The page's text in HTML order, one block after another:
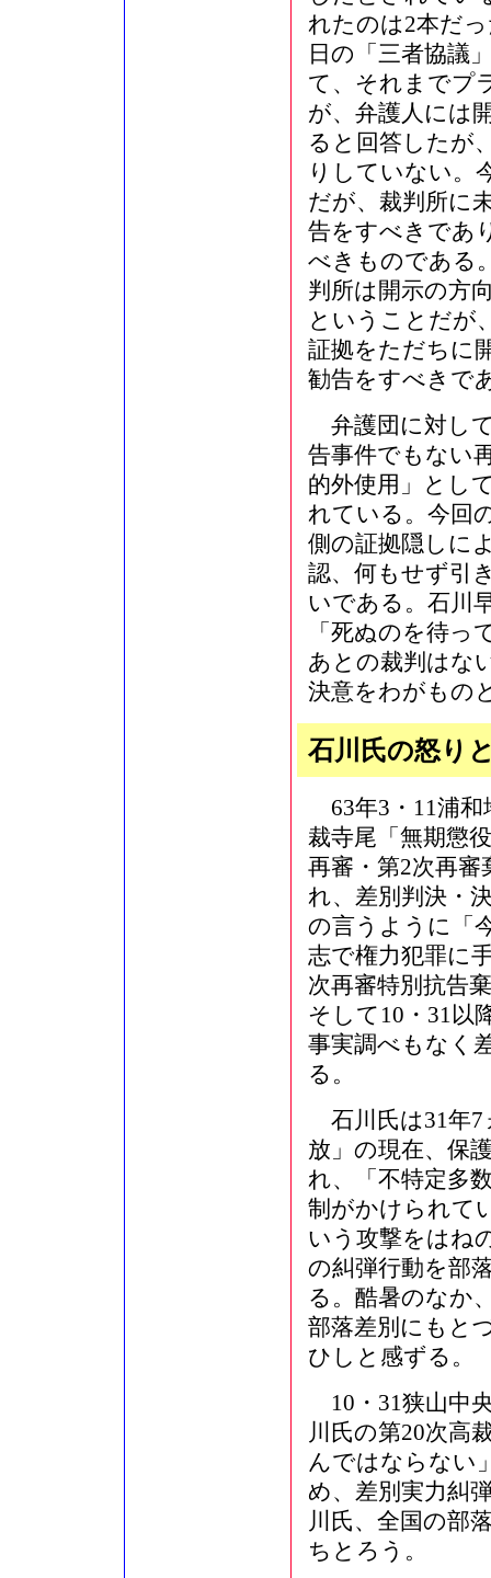
れたのは2本だ
日の「三者協議
て、それまでプ
が、弁護人には
ると回答したが
りしていない。
だが、裁判所に
告をすべきであ
べきものである
判所は開示の方
ということだが
証拠をただちに
勧告をすべきで
弁護団に対し
告事件でもない
的外使用」とし
れている。今回
側の証拠隠しに
認、何もせず引
いである。石川
「死ぬのを待
あとの裁判はな
決意をわがもの
石川氏の怒り
63年3・11浦和
裁寺尾「無期懲
再審・第2次再
れ、差別判決・
の言うように「
志で権力犯罪に
次再審特別抗告
そして10・31以
事実調べもなく
る。
石川氏は31年7
放」の現在、保
れ、「不特定多
制がかけられて
いう攻撃をはね
の糾弾行動を部
る。酷暑のなか
部落差別にもと
ひしと感ずる。
10・31狭山中
川氏の第20次高
んではならない
め、差別実力糾
川氏、全国の部
ちとろう。